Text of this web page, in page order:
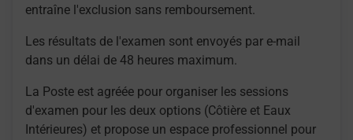
entraîne l'exclusion sans remboursement.
Les résultats de l'examen sont envoyés par e-mail
dans un délai de 48 heures maximum.
La Poste est agréée pour organiser les sessions
d'examen pour les deux options (Côtière et Eaux
Intérieures) et propose un espace professionnel pour